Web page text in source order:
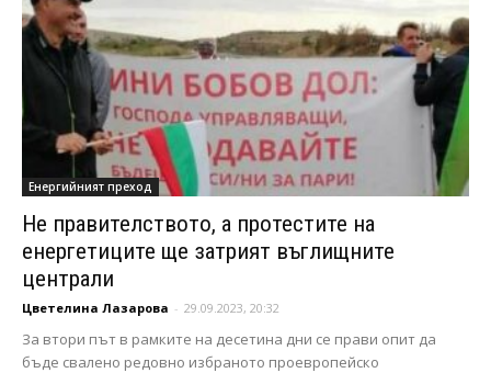
Енергийният преход
Не правителството, а протестите на
енергетиците ще затрият въглищните
централи
Цветелина Лазарова - 29.09.2023, 20:32
За втори път в рамките на десетина дни се прави опит да
бъде свалено редовно избраното проевропейско